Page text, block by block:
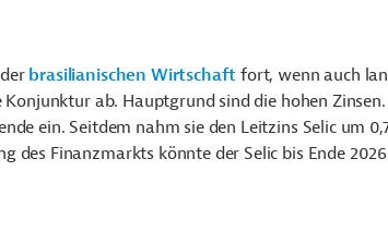
brasilianischen Wirtschaft fort, wenn auch
ab. Hauptgrund sind die hohen
ein. Seitdem nahm sie den Leitzins Selic um
des Finanzmarkts könnte der Selic bis Ende